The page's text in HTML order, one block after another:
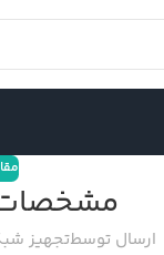
ارسال توسطتجهیز